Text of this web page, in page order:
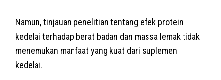
Namun, tinjauan penelitian tentang efek protein
kedelai terhadap berat badan dan massa lemak tidak
menemukan manfaat yang kuat dari suplemen
kedelai.